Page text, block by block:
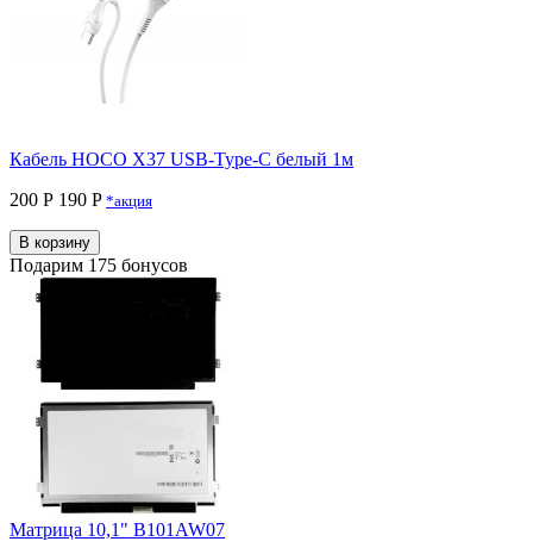
Кабель HOCO X37 USB-Type-C белый 1м
200 Р 190 P *акция
В корзину
Подарим 175 бонусов
Матрица 10,1" B101AW07